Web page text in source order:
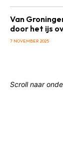
Van
door het ijs
7 NOVEMBER 2025
Scroll naar